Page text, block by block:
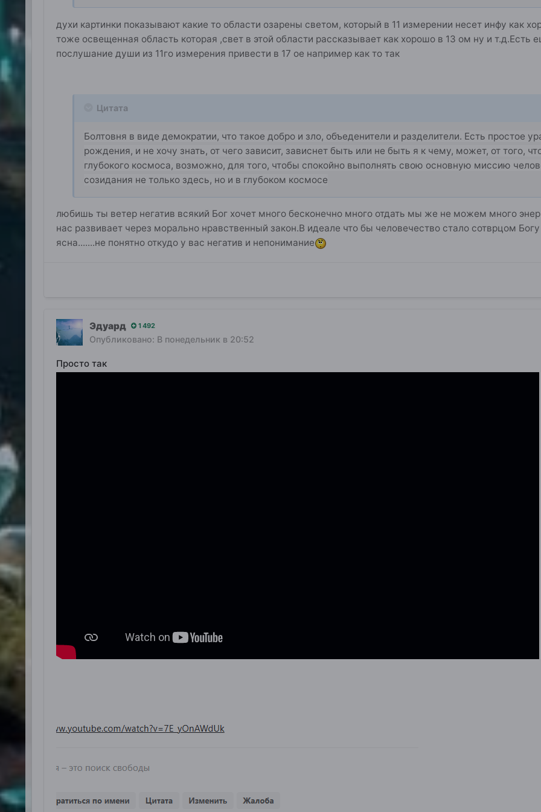
духи картинки показывают какие то области озарены светом, который в 11 измерении несет инфу как
тоже освещенная область которая ,свет в этой области рассказывает как хорошо в 13 ом ну и т.д.Есть
послушание души из 11го измерения привести в 17 ое например как то так
Цитата
Болтовня в виде демократии, что такое добро и зло, объеденители и разделители. Есть простое
рождения, и не хочу знать, от чего зависит, зависнет быть или не быть я к чему, может, от того,
глубокого космоса, возможно, для того, чтобы спокойно выполнять свою основную миссию
созидания не только здесь, но и в глубоком космосе
любишь ты ветер негатив всякий Бог хочет много бесконечно много отдать мы же не можем много
нас развивает через морально нравственный закон.В идеале что бы человечество стало сотврцом
ясна.......не понятно откудо у вас негатив и непонимание
Эдуард 1 492
Опубликовано: В понедельник в 20:52
Просто так